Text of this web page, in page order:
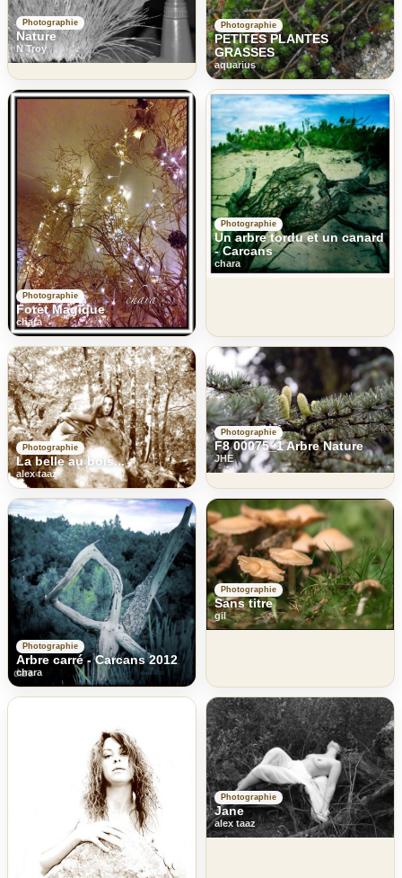
Photographie
Nature
N Troy
Photographie
PETITES PLANTES
GRASSES
aquarius
Photographie
Foret Magique
chara
Photographie
Un arbre tordu et un canard
- Carcans
chara
Photographie
La belle au bois...
alex taaz
Photographie
F8 00075_1 Arbre Nature
JHE
Photographie
Arbre carré - Carcans 2012
chara
Photographie
Sans titre
gil
Photographie
Jane
alex taaz